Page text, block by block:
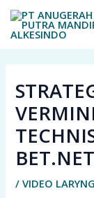
Skip
BET.NET
/VIDEO